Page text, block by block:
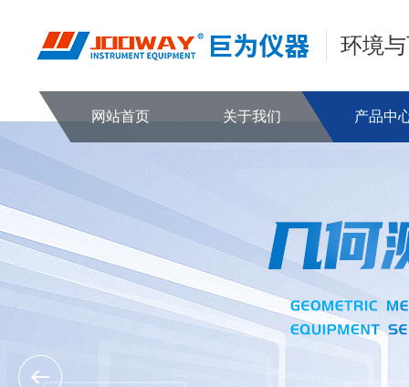
环境
网站首页 关于我们 产品中